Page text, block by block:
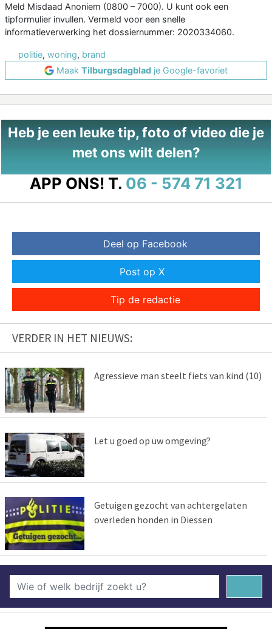
Meld Misdaad Anoniem (0800 – 7000). U kunt ook een
tipformulier invullen. Vermeld voor een snelle
informatieverwerking het dossiernummer: 2020334060.
politie, woning, brand
Maak Tilburgsdagblad je Google-favoriet
Heb je een leuke tip, foto of video die je
met ons wilt delen?
APP ONS! T. 06 - 574 71 321
Deel op Facebook
Post op X
Tip de redactie
VERDER IN HET NIEUWS:
Agressieve man steelt fiets van kind (10)
Let u goed op uw omgeving?
Getuigen gezocht van achtergelaten
overleden honden in Diessen